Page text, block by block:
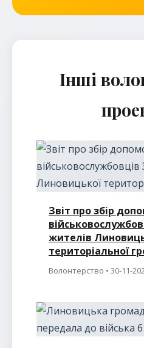
Інші
Звіт про збір
жителів
територіальної
Волонтерство • 30-11-